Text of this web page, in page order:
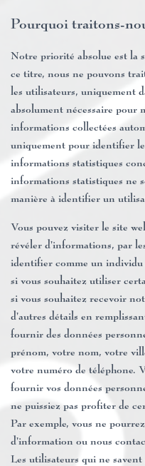
Pourquoi traitons-
Notre priorité absolue est la
ce titre, nous ne pouvons
les utilisateurs, uniquement
absolument nécessaire pour
informations collectées
uniquement pour identifier
informations statistiques
informations statistiques ne
manière à identifier un
Vous pouvez visiter le site
révéler d’informations, par
identifier comme un individu
si vous souhaitez utiliser
si vous souhaitez recevoir
d’autres détails en
fournir des données
prénom, votre nom, votre
votre numéro de téléphone.
fournir vos données
ne puissiez pas profiter de
Par exemple, vous ne
d’information ou nous
Les utilisateurs qui ne